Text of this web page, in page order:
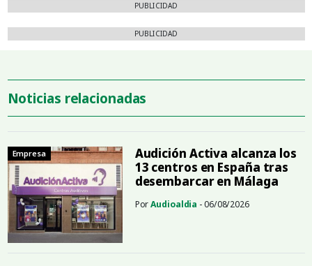
PUBLICIDAD
PUBLICIDAD
Noticias relacionadas
Empresa
Audición Activa alcanza los
13 centros en España tras
desembarcar en Málaga
PorAudioaldia - 06/08/2026